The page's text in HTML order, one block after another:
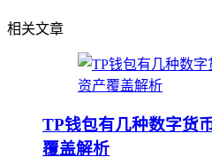
相关文章
TP钱包有几种数字货
覆盖解析